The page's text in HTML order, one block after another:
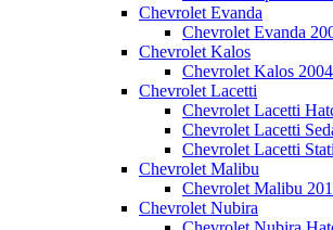
Chevrolet Evanda
Chevrolet Evanda
Chevrolet Kalos
Chevrolet Kalos
Chevrolet Lacetti
Chevrolet Lacetti
Chevrolet Lacetti
Chevrolet Lacetti
Chevrolet Malibu
Chevrolet Malibu
Chevrolet Nubira